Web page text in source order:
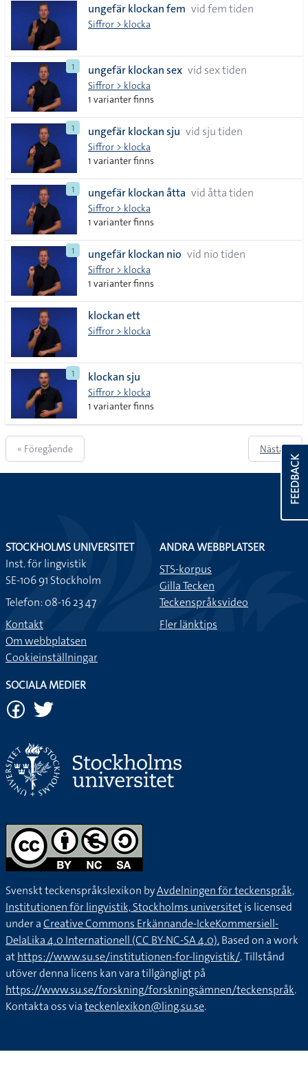
ungefär klockan fem vid fem tiden
Siffror > klocka
1 ungefär klockan sex vid sex tiden
Siffror > klocka
1 varianter finns
1 ungefär klockan sju vid sju tiden
Siffror > klocka
1 varianter finns
1 ungefär klockan åtta vid åtta tiden
Siffror > klocka
1 varianter finns
1 ungefär klockan nio vid nio tiden
Siffror > klocka
1 varianter finns
klockan ett
Siffror > klocka
1 klockan sju
Siffror > klocka
1 varianter finns
« Föregående Nästa »
FEEDBACK
STOCKHOLMS UNIVERSITET
Inst. för lingvistik
SE-106 91 Stockholm
Telefon: 08-16 23 47
Kontakt
Om webbplatsen
Cookieinställningar
ANDRA WEBBPLATSER
STS-korpus
Gilla Tecken
Teckenspråksvideo
Fler länktips
SOCIALA MEDIER
Svenskt teckenspråkslexikon byAvdelningen för teckenspråk,
Institutionen för lingvistik, Stockholms universitetis licensed
under aCreative Commons Erkännande-IckeKommersiell-
DelaLika 4.0 Internationell (CC BY-NC-SA 4.0).Based on a work
athttps://www.su.se/institutionen-for-lingvistik/. Tillstånd
utöver denna licens kan vara tillgängligt på
https://www.su.se/forskning/forskningsämnen/teckenspråk.
Kontakta oss viateckenlexikon@ling.su.se.